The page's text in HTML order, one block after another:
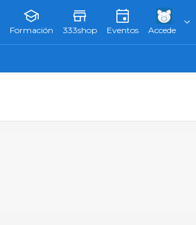
Formación 333shop Eventos Accede